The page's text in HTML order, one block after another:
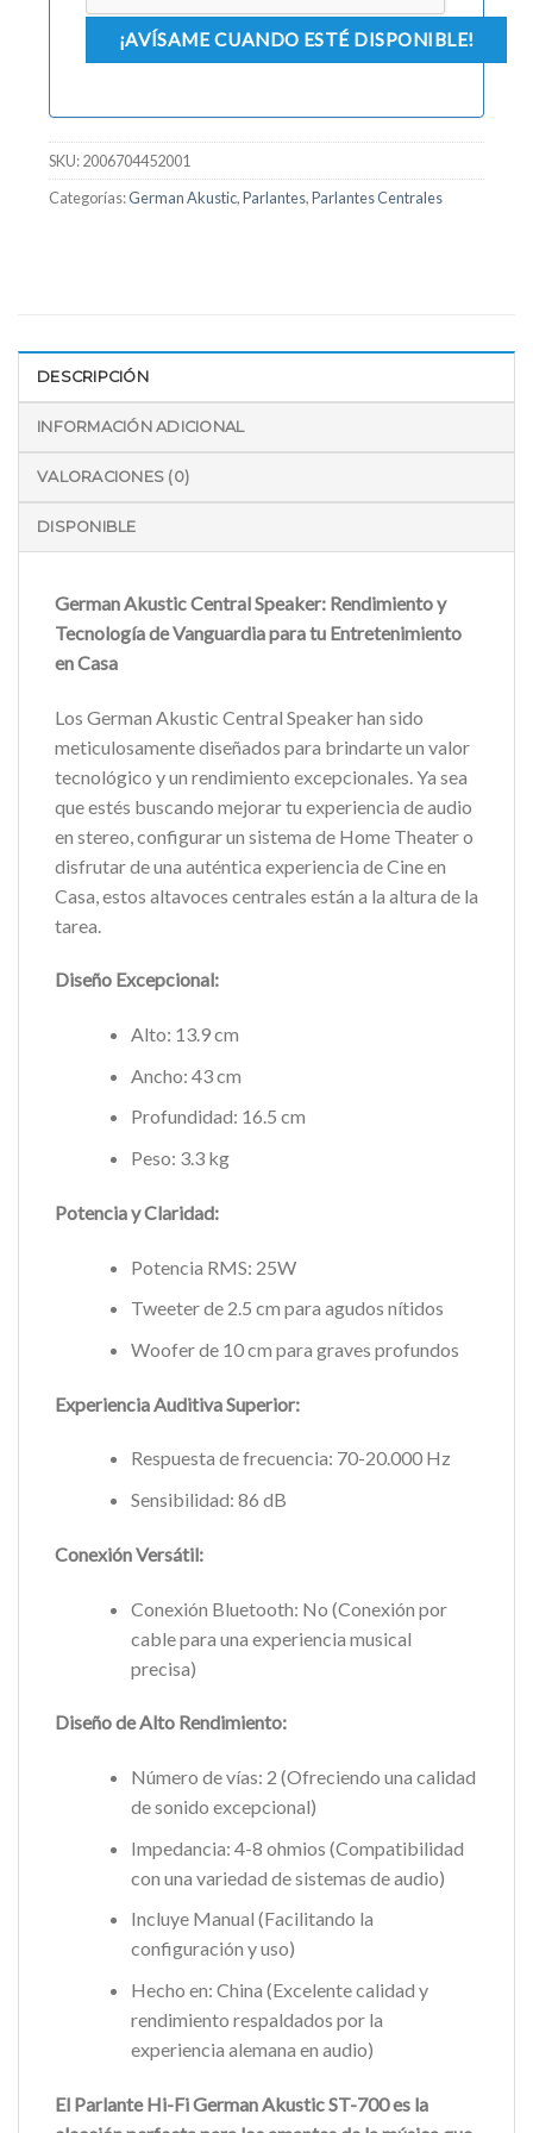
SKU:2006704452001
Categorías:German Akustic,Parlantes,Parlantes Centrales
DESCRIPCIÓN
INFORMACIÓN ADICIONAL
VALORACIONES (0)
DISPONIBLE
German Akustic Central Speaker: Rendimiento y
Tecnología de Vanguardia para tu Entretenimiento
en Casa
Los German Akustic Central Speaker han sido
meticulosamente diseñados para brindarte un valor
tecnológico y un rendimiento excepcionales. Ya sea
que estés buscando mejorar tu experiencia de audio
en stereo, configurar un sistema de Home Theater o
disfrutar de una auténtica experiencia de Cine en
Casa, estos altavoces centrales están a la altura de la
tarea.
Diseño Excepcional:
Alto: 13.9 cm
Ancho: 43 cm
Profundidad: 16.5 cm
Peso: 3.3 kg
Potencia y Claridad:
Potencia RMS: 25W
Tweeter de 2.5 cm para agudos nítidos
Woofer de 10 cm para graves profundos
Experiencia Auditiva Superior:
Respuesta de frecuencia: 70-20.000 Hz
Sensibilidad: 86 dB
Conexión Versátil:
Conexión Bluetooth: No (Conexión por
cable para una experiencia musical
precisa)
Diseño de Alto Rendimiento:
Número de vías: 2 (Ofreciendo una calidad
de sonido excepcional)
Impedancia: 4-8 ohmios (Compatibilidad
con una variedad de sistemas de audio)
Incluye Manual (Facilitando la
configuración y uso)
Hecho en: China (Excelente calidad y
rendimiento respaldados por la
experiencia alemana en audio)
El Parlante Hi-Fi German Akustic ST-700 es la